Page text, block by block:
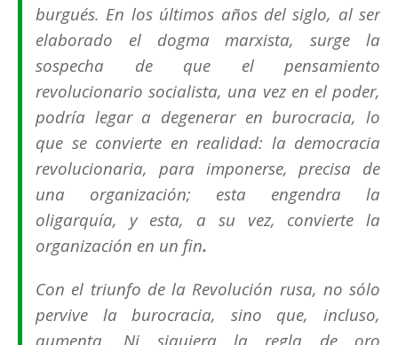
burgués. En los últimos años del siglo, al ser
elaborado el dogma marxista, surge la
sospecha de que el pensamiento
revolucionario socialista, una vez en el poder,
podría legar a degenerar en burocracia, lo
que se convierte en realidad: la democracia
revolucionaria, para imponerse, precisa de
una organización; esta engendra la
oligarquía, y esta, a su vez, convierte la
organización en un fin.
Con el triunfo de la Revolución rusa, no sólo
pervive la burocracia, sino que, incluso,
aumenta. Ni siquiera la regla de oro